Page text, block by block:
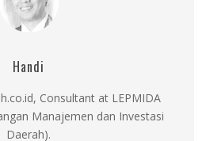
Handi
Consultant at LEPMIDA
Manajemen dan Investasi
Daerah).